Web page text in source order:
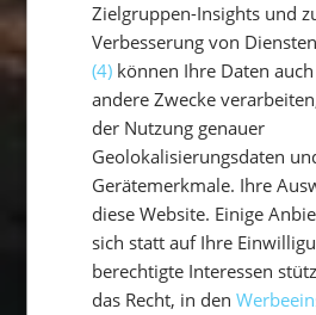
Zielgruppen-Insights und
Verbesserung von
(4) können Ihre Daten
andere Zwecke
der Nutzung genauer
Geolokalisierungsdaten
Gerätemerkmale. Ihre
diese Website. Einige
sich statt auf Ihre
berechtigte Interessen
das Recht, in den